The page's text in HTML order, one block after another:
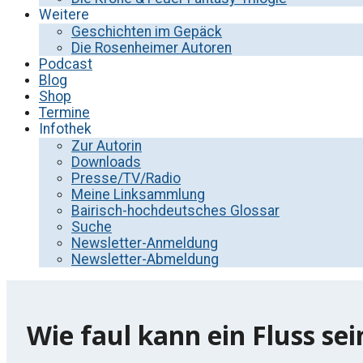
Weitere
Geschichten im Gepäck
Die Rosenheimer Autoren
Podcast
Blog
Shop
Termine
Infothek
Zur Autorin
Downloads
Presse/TV/Radio
Meine Linksammlung
Bairisch-hochdeutsches Glossar
Suche
Newsletter-Anmeldung
Newsletter-Abmeldung
Wie faul kann ein Fluss